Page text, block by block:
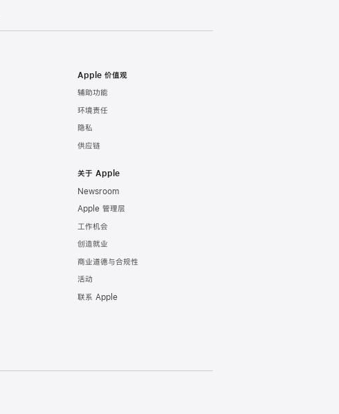
Apple 价值观
辅助功能
环境责任
隐私
供应链
关于 Apple
Newsroom
Apple 管理层
工作机会
创造就业
商业道德与合规性
活动
联系 Apple